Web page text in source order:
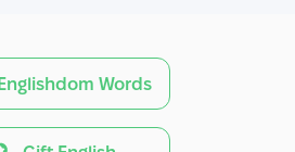
Englishdom Words